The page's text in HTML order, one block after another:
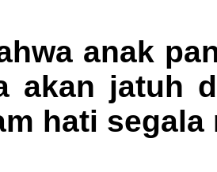
anak
akan jatuh
hati segala